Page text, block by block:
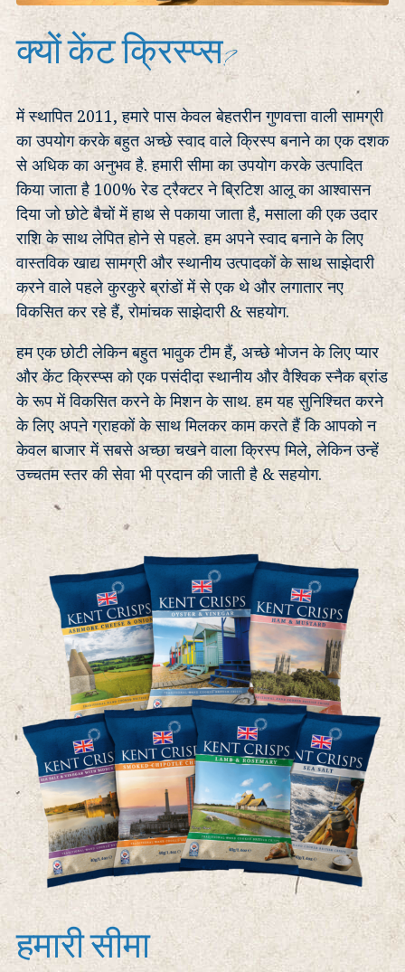
क्यों केंट क्रिस्प्स?
में स्थापित 2011, हमारे पास केवल बेहतरीन गुणवत्ता वाली सामग्री
का उपयोग करके बहुत अच्छे स्वाद वाले क्रिस्प बनाने का एक दशक
से अधिक का अनुभव है. हमारी सीमा का उपयोग करके उत्पादित
किया जाता है 100% रेड ट्रैक्टर ने ब्रिटिश आलू का आश्वासन
दिया जो छोटे बैचों में हाथ से पकाया जाता है, मसाला की एक उदार
राशि के साथ लेपित होने से पहले. हम अपने स्वाद बनाने के लिए
वास्तविक खाद्य सामग्री और स्थानीय उत्पादकों के साथ साझेदारी
करने वाले पहले कुरकुरे ब्रांडों में से एक थे और लगातार नए
विकसित कर रहे हैं, रोमांचक साझेदारी & सहयोग.
हम एक छोटी लेकिन बहुत भावुक टीम हैं, अच्छे भोजन के लिए प्यार
और केंट क्रिस्प्स को एक पसंदीदा स्थानीय और वैश्विक स्नैक ब्रांड
के रूप में विकसित करने के मिशन के साथ. हम यह सुनिश्चित करने
के लिए अपने ग्राहकों के साथ मिलकर काम करते हैं कि आपको न
केवल बाजार में सबसे अच्छा चखने वाला क्रिस्प मिले, लेकिन उन्हें
उच्चतम स्तर की सेवा भी प्रदान की जाती है & सहयोग.
हमारी सीमा